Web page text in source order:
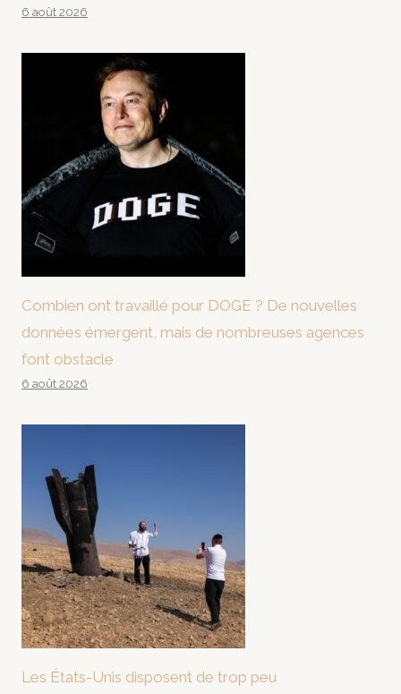
6 août 2026
Combien ont travaillé pour DOGE ? De nouvelles
données émergent, mais de nombreuses agences
font obstacle
6 août 2026
Les États-Unis disposent de trop peu